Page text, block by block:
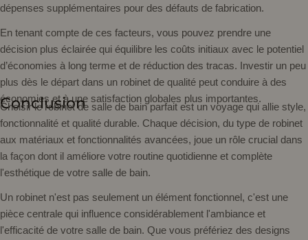
dépenses supplémentaires pour des défauts de fabrication.
En tenant compte de ces facteurs, vous pouvez prendre une
décision plus éclairée qui équilibre les coûts initiaux avec le potentiel
d’économies à long terme et de réduction des tracas. Investir un peu
plus dès le départ dans un robinet de qualité peut conduire à des
économies et à une satisfaction globales plus importantes.
Conclusion
Choisir le robinet de salle de bain parfait est un voyage qui allie style,
fonctionnalité et qualité durable. Chaque décision, du type de robinet
aux matériaux et fonctionnalités avancées, joue un rôle crucial dans
la façon dont il améliore votre routine quotidienne et complète
l'esthétique de votre salle de bain.
Un robinet n'est pas seulement un élément fonctionnel, c'est une
pièce centrale qui influence considérablement l'ambiance et
l'efficacité de votre salle de bain. Que vous préfériez des designs